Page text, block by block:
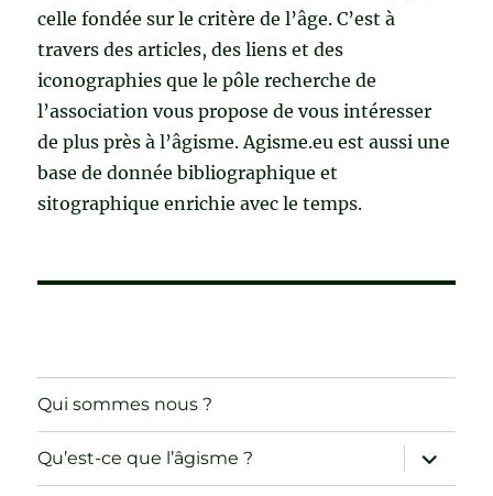
celle fondée sur le critère de l’âge. C’est à
travers des articles, des liens et des
iconographies que le pôle recherche de
l’association vous propose de vous intéresser
de plus près à l’âgisme. Agisme.eu est aussi une
base de donnée bibliographique et
sitographique enrichie avec le temps.
Qui sommes nous ?
Qu’est-ce que l’âgisme ?
ouvrir
le
sous-